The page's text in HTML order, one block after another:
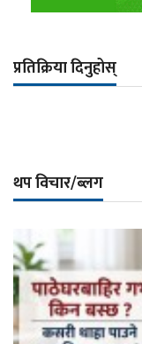
प्रतिक्रिया दिनुहोस्
थप विचार/ब्लग